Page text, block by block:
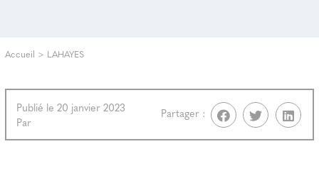
Accueil > LAHAYES
Publié le 20 janvier 2023
Par
Partager :